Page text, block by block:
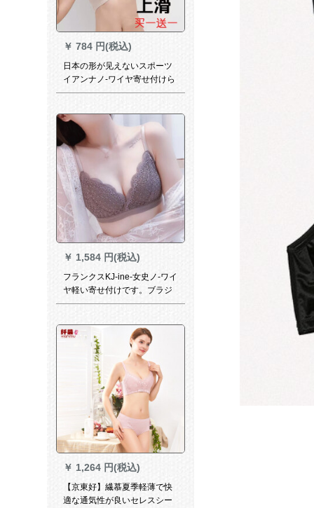
￥ 784 円(税込)
日本の形が见えないスポーツ
イアンナノ-ワイヤ寄せ付けら
れたキャミソール女性のバス
耐冲撃女性の妊妇超軽ヨガ一
枚セットブラブラブラブラブ
ラブラブラブラブラの肌色【1
枚買います。注文は2つ選択で
きます】S（100斤内70 C-75
A）
￥ 1,584 円(税込)
フランクスKJ-ine-女史ノ-ワイ
ヤ軽い寄せ付けです。ブラジ
ャノ-ノ-ワイヤ神器大コ-ドブ
￥ 1,264 円(税込)
【京東好】繊慕夏季軽薄で快
適な通気性が良いセレスシー